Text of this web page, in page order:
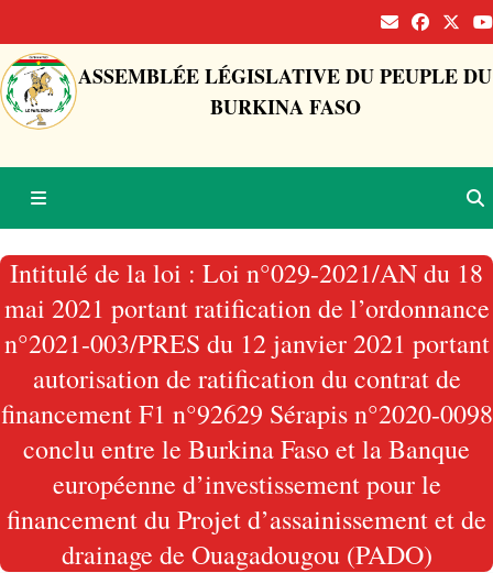
ASSEMBLÉE LÉGISLATIVE DU PEUPLE DU
BURKINA FASO
Intitulé de la loi : Loi n°029-2021/AN du 18
mai 2021 portant ratification de l’ordonnance
n°2021-003/PRES du 12 janvier 2021 portant
autorisation de ratification du contrat de
financement F1 n°92629 Sérapis n°2020-0098
conclu entre le Burkina Faso et la Banque
européenne d’investissement pour le
financement du Projet d’assainissement et de
drainage de Ouagadougou (PADO)